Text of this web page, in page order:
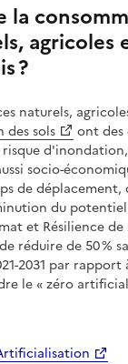
la
agricoles
?
naturels,
sols
ont des
socio-
de déplacement,
du
et Résilience de
réduire de 50 %
2031 par
le zéro